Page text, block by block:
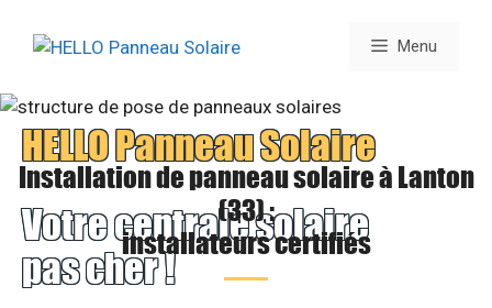
Menu
HELLO Panneau Solaire
Votre centrale solaire
pas cher !
Installation de panneau solaire à Lanton
(33) :
installateurs certifiés